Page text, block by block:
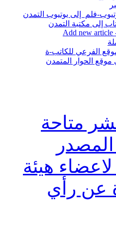
فلم إلى يوتيوب التمدن
إلى مكتبة التمدن
Add new article
الفرعي للكاتب-ة
الحوار المتمدن
متاحة
هيئة
عن رأي